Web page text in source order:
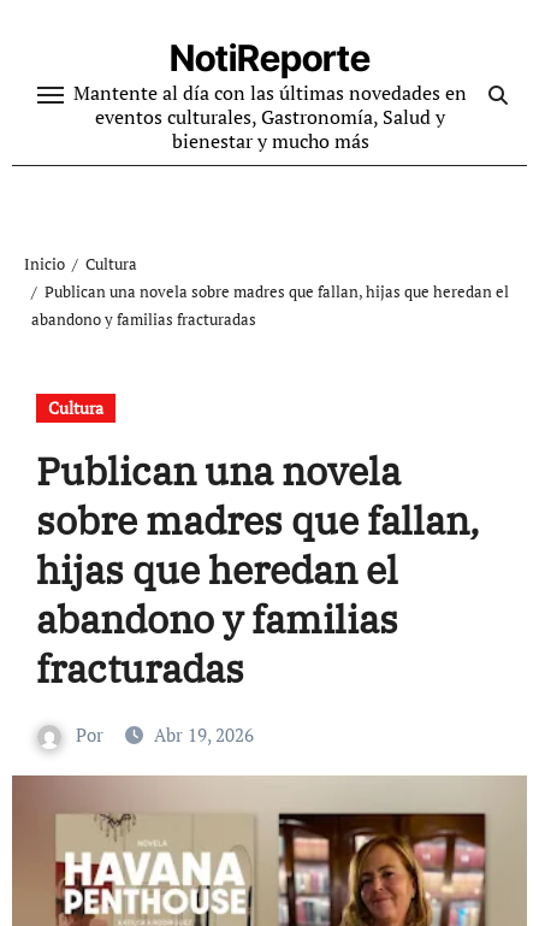
contenido
NotiReporte
Mantente al día con las últimas novedades en
eventos culturales, Gastronomía, Salud y
bienestar y mucho más
Inicio
Cultura
Publican una novela sobre madres que fallan, hijas que heredan el
abandono y familias fracturadas
Cultura
Publican una novela
sobre madres que fallan,
hijas que heredan el
abandono y familias
fracturadas
Por Abr 19, 2026